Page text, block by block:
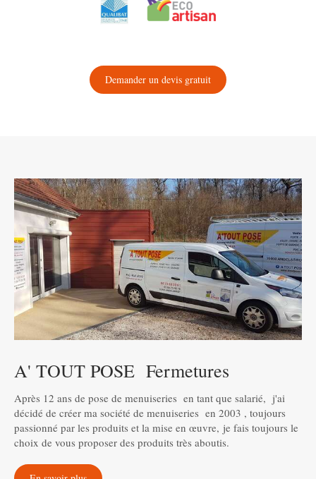
Demander un devis gratuit
A' TOUT POSE Fermetures
Après 12 ans de pose de menuiseries en tant que salarié, j'ai
décidé de créer ma société de menuiseries en 2003 , toujours
passionné par les produits et la mise en œuvre, je fais toujours le
choix de vous proposer des produits très aboutis.